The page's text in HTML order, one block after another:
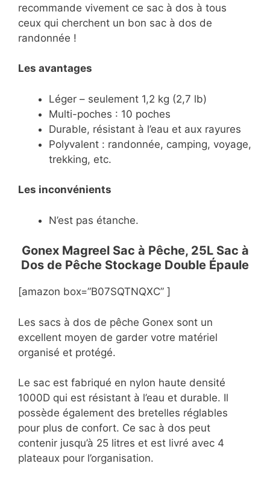
recommande vivement ce sac à dos à tous
ceux qui cherchent un bon sac à dos de
randonnée !
Les avantages
Léger – seulement 1,2 kg (2,7 lb)
Multi-poches : 10 poches
Durable, résistant à l’eau et aux rayures
Polyvalent : randonnée, camping, voyage,
trekking, etc.
Les inconvénients
N’est pas étanche.
Gonex Magreel Sac à Pêche, 25L Sac à
Dos de Pêche Stockage Double Épaule
[amazon box=”B07SQTNQXC” ]
Les sacs à dos de pêche Gonex sont un
excellent moyen de garder votre matériel
organisé et protégé.
Le sac est fabriqué en nylon haute densité
1000D qui est résistant à l’eau et durable. Il
possède également des bretelles réglables
pour plus de confort. Ce sac à dos peut
contenir jusqu’à 25 litres et est livré avec 4
plateaux pour l’organisation.